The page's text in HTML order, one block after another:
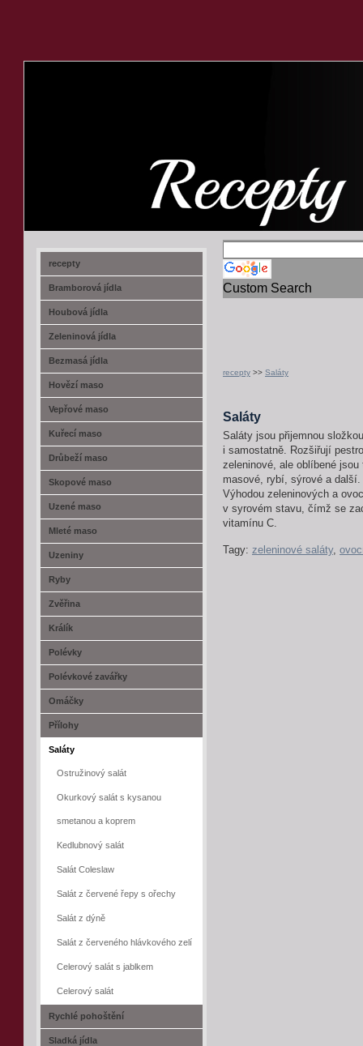
Custom Search
recepty >> Saláty
Saláty
Saláty jsou přijemnou
i samostatně. Rozšiřují
zeleninové, ale oblíbené
masové, rybí, sýrové a další.
Výhodou zeleninových a
v syrovém stavu, čímž se
vitamínu C.
Tagy: zeleninové saláty,
recepty
Bramborová jídla
Houbová jídla
Zeleninová jídla
Bezmasá jídla
Hovězí maso
Vepřové maso
Kuřecí maso
Drůbeží maso
Skopové maso
Uzené maso
Mleté maso
Uzeniny
Ryby
Zvěřina
Králík
Polévky
Polévkové zavářky
Omáčky
Přílohy
Saláty
Ostružinový salát
Okurkový salát s kysanou
smetanou a koprem
Kedlubnový salát
Salát Coleslaw
Salát z červené řepy s ořechy
Salát z dýně
Salát z červeného hlávkového zelí
Celerový salát s jablkem
Celerový salát
Rychlé pohoštění
Sladká jídla